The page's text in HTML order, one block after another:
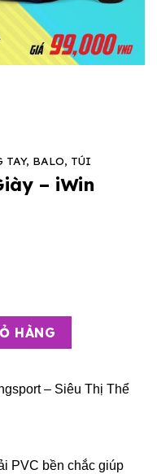
TAY, BALO, TÚI
– iWin
số lượng
HÀNG
– Siêu Thị Thể
PVC bền chắc giúp